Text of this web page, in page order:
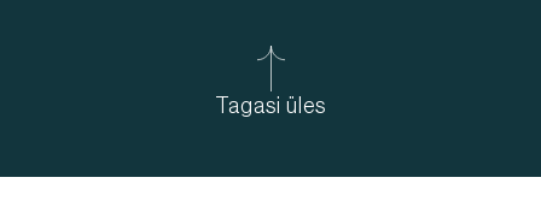
Tagasi üles